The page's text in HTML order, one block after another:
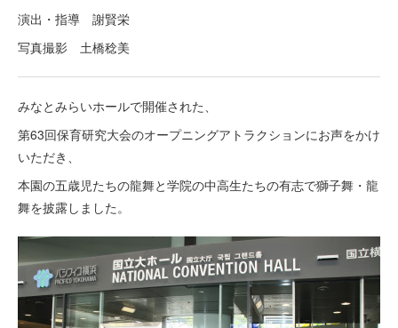
演出・指導 謝賢栄
写真撮影 土橋稔美
みなとみらいホールで開催された、
第63回保育研究大会のオープニングアトラクションにお声をかけ
いただき、
本園の五歳児たちの龍舞と学院の中高生たちの有志で獅子舞・龍
舞を披露しました。